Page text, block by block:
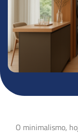
O minimalismo,